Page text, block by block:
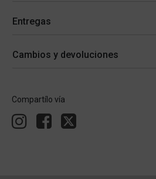
Entregas
Cambios y devoluciones
Compartílo vía